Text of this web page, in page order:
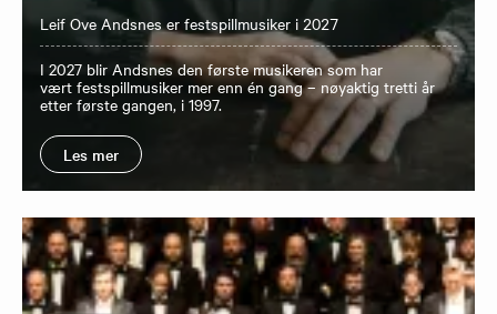
Leif Ove Andsnes er festspillmusiker i 2027
I 2027 blir Andsnes den første musikeren som har
vært festspillmusiker mer enn én gang – nøyaktig tretti år
etter første gangen, i 1997.
Les mer